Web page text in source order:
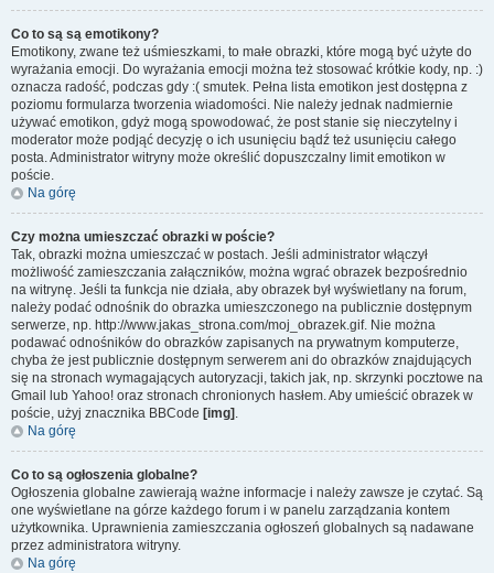
Co to są są emotikony?
Emotikony, zwane też uśmieszkami, to małe obrazki, które mogą być użyte do
wyrażania emocji. Do wyrażania emocji można też stosować krótkie kody, np. :)
oznacza radość, podczas gdy :( smutek. Pełna lista emotikon jest dostępna z
poziomu formularza tworzenia wiadomości. Nie należy jednak nadmiernie
używać emotikon, gdyż mogą spowodować, że post stanie się nieczytelny i
moderator może podjąć decyzję o ich usunięciu bądź też usunięciu całego
posta. Administrator witryny może określić dopuszczalny limit emotikon w
poście.
Na górę
Czy można umieszczać obrazki w poście?
Tak, obrazki można umieszczać w postach. Jeśli administrator włączył
możliwość zamieszczania załączników, można wgrać obrazek bezpośrednio
na witrynę. Jeśli ta funkcja nie działa, aby obrazek był wyświetlany na forum,
należy podać odnośnik do obrazka umieszczonego na publicznie dostępnym
serwerze, np. http://www.jakas_strona.com/moj_obrazek.gif. Nie można
podawać odnośników do obrazków zapisanych na prywatnym komputerze,
chyba że jest publicznie dostępnym serwerem ani do obrazków znajdujących
się na stronach wymagających autoryzacji, takich jak, np. skrzynki pocztowe na
Gmail lub Yahoo! oraz stronach chronionych hasłem. Aby umieścić obrazek w
poście, użyj znacznika BBCode [img] .
Na górę
Co to są ogłoszenia globalne?
Ogłoszenia globalne zawierają ważne informacje i należy zawsze je czytać. Są
one wyświetlane na górze każdego forum i w panelu zarządzania kontem
użytkownika. Uprawnienia zamieszczania ogłoszeń globalnych są nadawane
przez administratora witryny.
Na górę